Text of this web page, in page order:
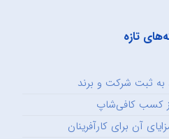
تازه
به ثبت شرکت و برند
کسب کافی‌شاپ
آن برای کارآفرینان